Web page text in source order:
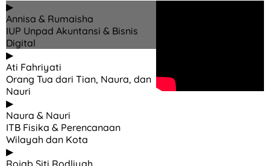
▶
Annisa & Rumaisha
IUP Unpad Akuntansi & Bisnis
Digital
▶
Ati Fahriyati
Orang Tua dari Tian, Naura, dan
Nauri
▶
Naura & Nauri
ITB Fisika & Perencanaan
Wilayah dan Kota
▶